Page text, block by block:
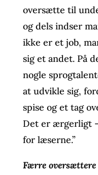
oversætte til
og dels indser
ikke er et job,
sig et andet. På
nogle
at udvikle sig,
spise og et tag
Det er ærgerligt
for læserne.”
Færre